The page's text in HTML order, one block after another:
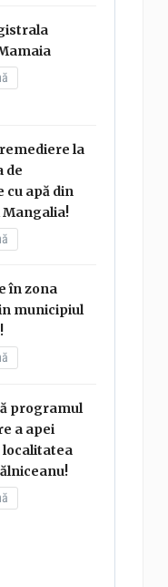
la
de
cu apă din
în zona
municipiul
programul
a apei
localitatea